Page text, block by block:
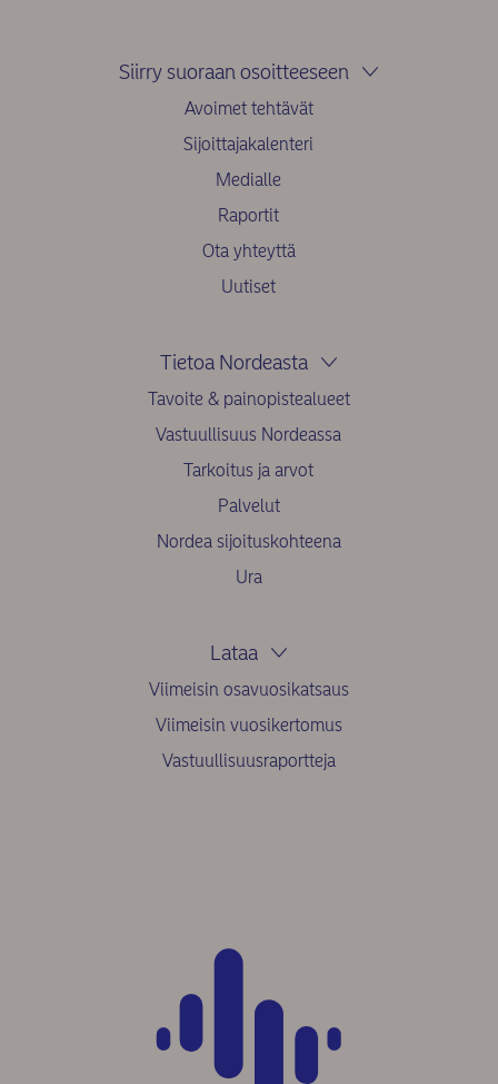
Siirry suoraan osoitteeseen
Avoimet tehtävät
Sijoittajakalenteri
Medialle
Raportit
Ota yhteyttä
Uutiset
Tietoa Nordeasta
Tavoite & painopistealueet
Vastuullisuus Nordeassa
Tarkoitus ja arvot
Palvelut
Nordea sijoituskohteena
Ura
Lataa
Viimeisin osavuosikatsaus
Viimeisin vuosikertomus
Vastuullisuusraportteja